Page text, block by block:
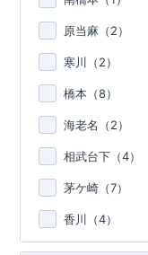
原当麻（2）
寒川（2）
橋本（8）
海老名（2）
相武台下（4）
茅ケ崎（7）
香川（4）